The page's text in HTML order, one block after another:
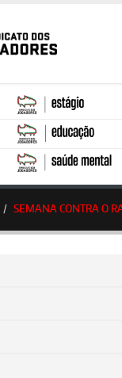
SEMANA CONTRA O